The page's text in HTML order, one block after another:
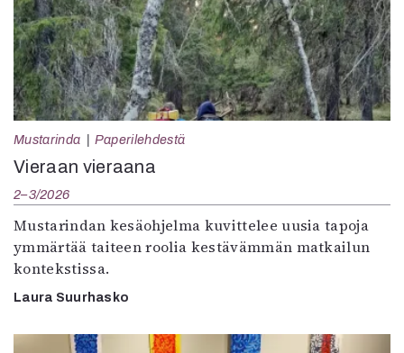
Mustarinda Paperilehdestä
Vieraan vieraana
2–3/2026
Mustarindan kesäohjelma kuvittelee uusia tapoja
ymmärtää taiteen roolia kestävämmän matkailun
kontekstissa.
Laura Suurhasko